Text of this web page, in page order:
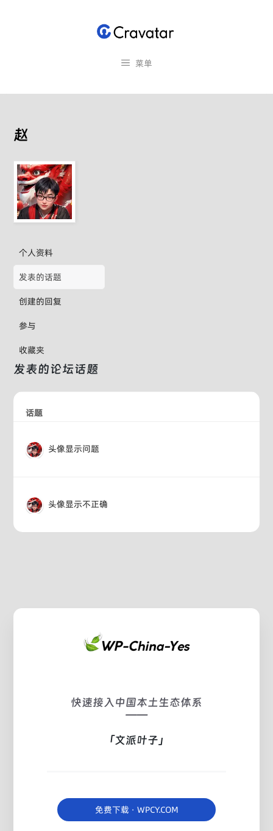
菜单
赵
个人资料
发表的话题
创建的回复
参与
收藏夹
发表的论坛话题
话题
头像显示问题
头像显示不正确
快速接入中国本土生态体系
——
「文派叶子」
免费下载 · WPCY.COM